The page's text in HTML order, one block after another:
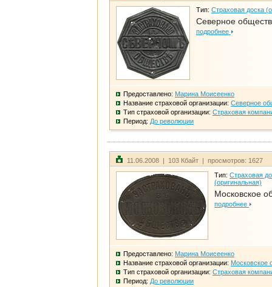
Тип: Страховая доска
Северное
подробнее
Предоставлено: Марина Моисеенко
Название страховой организации: Северное
Тип страховой организации: Страховая
Период: До революции
11.06.2008 | 103 Кбайт | просмотров: 1627
Тип: Страховая
(оригинальная)
Московское
подробнее
Предоставлено: Марина Моисеенко
Название страховой организации: Московское
Тип страховой организации: Страховая
Период: До революции